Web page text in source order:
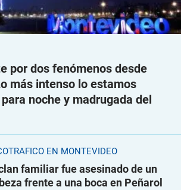
por dos fenómenos desde
más intenso lo estamos
noche y madrugada del
EN MONTEVIDEO
familiar fue asesinado de un
frente a una boca en Peñarol